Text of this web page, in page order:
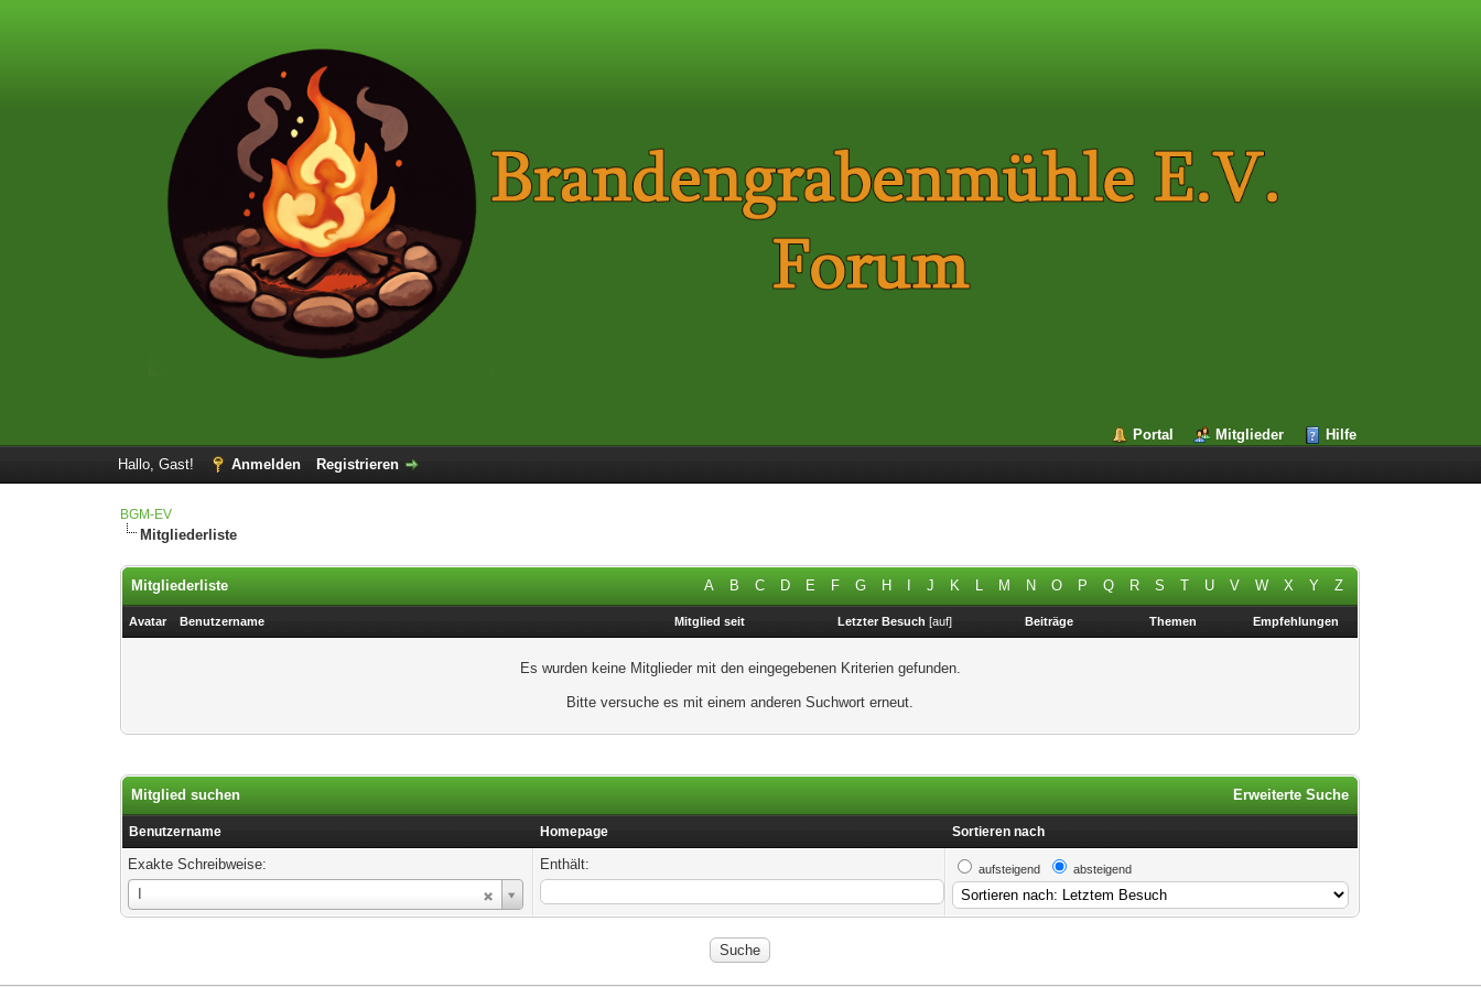
Portal Mitglieder
Hilfe
Hallo, Gast!
Anmelden Registrieren
BGM-EV
Mitgliederliste
A B C D E F G H I J K L M N O P Q R S T U V W X Y Z
Mitgliederliste
Avatar Benutzername Mitglied seit Letzter Besuch [auf] Beiträge Themen Empfehlungen
Es wurden keine Mitglieder mit den eingegebenen Kriterien gefunden.
Bitte versuche es mit einem anderen Suchwort erneut.
Erweiterte Suche
Mitglied suchen
Benutzername Homepage Sortieren nach
Exakte Schreibweise:
I
Benutzername
Enthält: aufsteigend absteigend